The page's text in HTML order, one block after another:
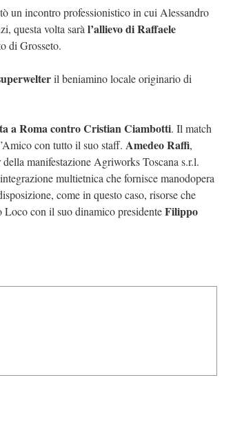
un incontro professionistico in cui Alessandro
questa volta sarà l’allievo di Raffaele
di Grosseto.
il beniamino locale originario di
a Roma contro Cristian Ciambotti. Il match
con tutto il suo staff. Amedeo Raffi,
manifestazione Agriworks Toscana s.r.l.
multietnica che fornisce manodopera
come in questo caso, risorse che
Loco con il suo dinamico presidenteFilippo